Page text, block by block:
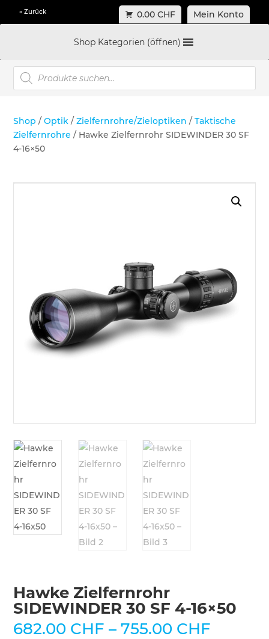
« Zurück 0.00 CHF Mein Konto
Shop Kategorien (öffnen)
Products
search
Shop /Optik /Zielfernrohre/Zieloptiken /Taktische
Zielfernrohre / Hawke Zielfernrohr SIDEWINDER 30 SF
4-16×50
Hawke Zielfernrohr
SIDEWINDER 30 SF 4-16×50
682.00 CHF –755.00 CHF